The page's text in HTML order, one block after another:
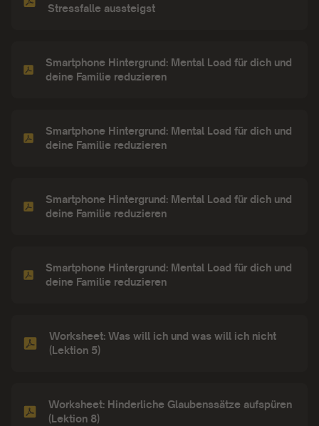
Stressfalle aussteigst
Smartphone Hintergrund: Mental Load für dich und
deine Familie reduzieren
Smartphone Hintergrund: Mental Load für dich und
deine Familie reduzieren
Smartphone Hintergrund: Mental Load für dich und
deine Familie reduzieren
Smartphone Hintergrund: Mental Load für dich und
deine Familie reduzieren
Worksheet: Was will ich und was will ich nicht
(Lektion 5)
Worksheet: Hinderliche Glaubenssätze aufspüren
(Lektion 8)